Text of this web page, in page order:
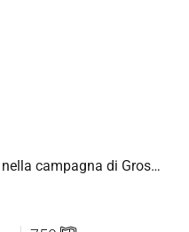
Villetta trifamiliare in vendita nella campagna di Grosseto